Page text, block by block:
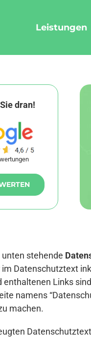
Leistungen
dran!
unten stehende
im Datenschutztext
enthaltenen Links
namens
machen.